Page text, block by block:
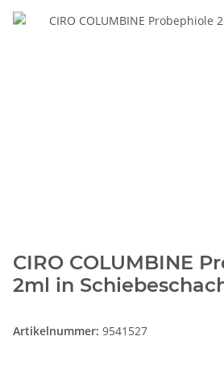
CIRO COLUMBINE
2ml in
Artikelnummer: 9541527